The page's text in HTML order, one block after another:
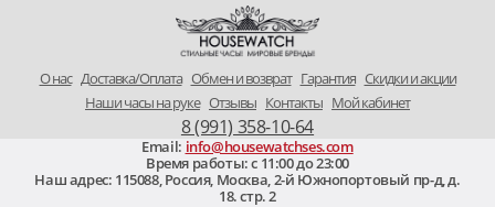
O нас Доставка/Оплата Обмен и возврат Гарантия Скидки и акции
Наши часы на руке Отзывы Контакты Мой кабинет
8 (991) 358-10-64
Email: info@housewatchses.com
Время работы: c 11:00 до 23:00
Наш адрес: 115088, Россия, Москва 2-й Южнопортовый пр-д, д.
18. стр. 2